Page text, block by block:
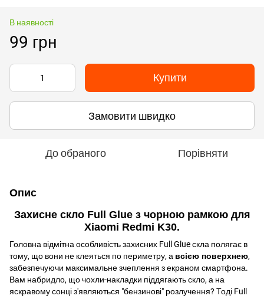
В наявності
99 грн
Купити
Замовити швидко
До обраного Порівняти
Опис
Захисне скло Full Glue з чорною рамкою для
Xiaomi Redmi K30.
Головна відмітна особливість захисних Full Glue скла полягає в
тому, що вони не клеяться по периметру, а всією поверхнею,
забезпечуючи максимальне зчеплення з екраном смартфона.
Вам набридло, що чохли-накладки піддягають скло, а на
яскравому сонці з'являються "бензинові" розлучення? Тоді Full